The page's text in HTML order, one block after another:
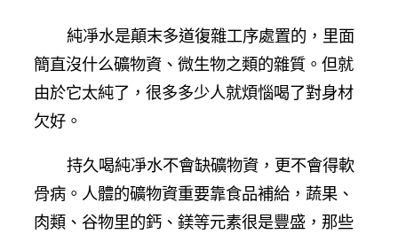
純凈水是顛末多道復雜工序處置的，里面
簡直沒什么礦物資、微生物之類的雜質。但就
由於它太純了，很多多少人就煩惱喝了對身材
欠好。
持久喝純凈水不會缺礦物資，更不會得軟
骨病。人體的礦物資重要靠食品補給，蔬果、
肉類、谷物里的鈣、鎂等元素很是豐盛，那些